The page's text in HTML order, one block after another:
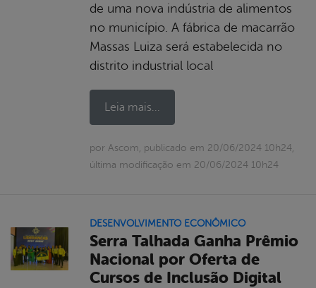
de uma nova indústria de alimentos
no município. A fábrica de macarrão
Massas Luiza será estabelecida no
distrito industrial local
Leia mais...
por Ascom, publicado em 20/06/2024 10h24,
última modificação em 20/06/2024 10h24
DESENVOLVIMENTO ECONÔMICO
Serra Talhada Ganha Prêmio
Nacional por Oferta de
Cursos de Inclusão Digital